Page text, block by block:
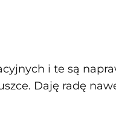
i te są
Daję radę